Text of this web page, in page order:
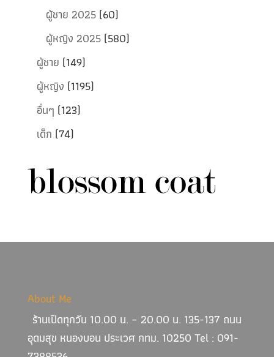
ผู้ชาย 2025 (60)
ผู้หญิง 2025 (580)
ผู้ชาย (149)
ผู้หญิง (1195)
อื่นๆ (123)
เด็ก (74)
About Me
ร้านเปิดทุกวัน 10.00 น. – 20.00 น. 135-137 ถนน
อุดมสุข หนองบอน ประเวศ กทม. 10250 Tel : 091-